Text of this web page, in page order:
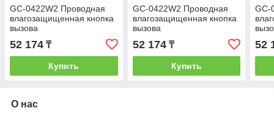
GC-0422W2 Проводная
влагозащищенная кнопка
вызова
52 174 ₸
Купить
GC-0422W2 Проводная
влагозащищенная кнопка
вызова
52 174₸
Купить
GC-
52
О нас